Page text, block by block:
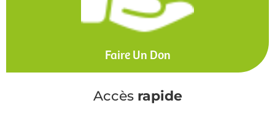
Faire Un Don
Accès rapide